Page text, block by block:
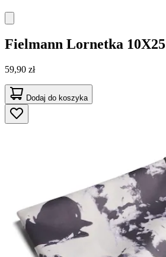
Fielmann Lornetka 10X25
59,90 zł
Dodaj do koszyka